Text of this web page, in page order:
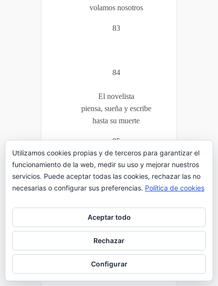
volamos nosotros
83
84
El novelista
piensa, sueña y escribe
hasta su muerte
85
Pule el poeta
su filigrana sutil,
y el tiempo pasa
86
Muere el artista
por perfeccionar su voz
mientras haya luz
Utilizamos cookies propias y de terceros para garantizar el
funcionamiento de la web, medir su uso y mejorar nuestros
servicios. Puede aceptar todas las cookies, rechazar las no
necesarias o configurar sus preferencias. Política de cookies
Aceptar todo
Rechazar
Configurar